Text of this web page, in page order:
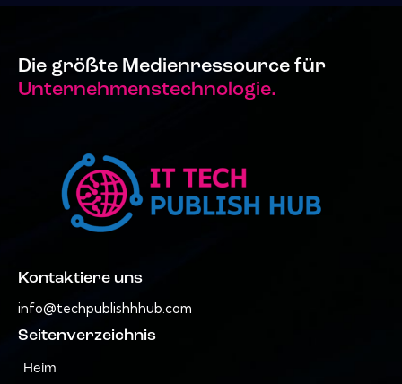
Die größte Medienressource für
Unternehmenstechnologie.
Kontaktiere uns
info@techpublishhhub.com
Seitenverzeichnis
Heim